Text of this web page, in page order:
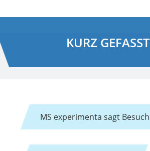
KURZ GEFASST
MS experimenta sagt